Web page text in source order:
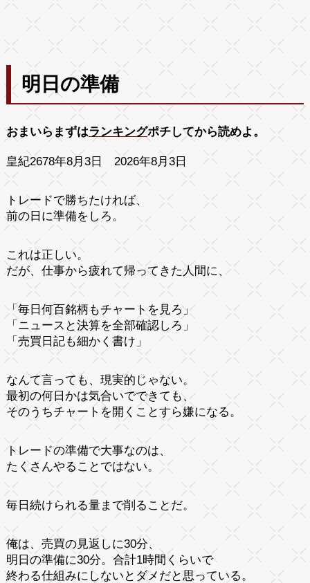
明日の準備
おまいらまずはランキングポチしてから読めよ。
皇紀2678年8月3日 2026年8月3日
トレードで勝ちたければ、
前の日に準備をしろ。
これは正しい。
だが、仕事から疲れて帰ってきた人間に、
「毎日何百銘柄もチャートを見ろ」
「ニュースと決算を全部確認しろ」
「売買日記も細かく書け」
なんて言っても、現実的じゃない。
最初の何日かは気合いでできても、
そのうちチャートを開くことすら嫌になる。
トレードの準備で大事なのは、
たくさんやることではない。
毎日続けられる量まで削ることだ。
俺は、売買の見返しに30分、
明日の準備に30分。合計1時間くらいで
終わる仕組みにしないとダメだと思っている。